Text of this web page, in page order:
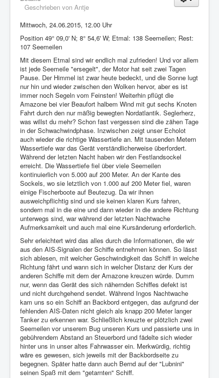
Boot
Links
Impressum
Geschrieben von Antje
Mittwoch, 24.06.2015, 12.00 Uhr
Position 49° 09,0' N; 8° 54,6' W; Etmal: 138 Seemeilen; Rest:
107 Seemeilen
Mit diesem Etmal sind wir endlich mal zufrieden! Und vor allem
ist jede Seemeile "ersegelt", der Motor hat seit zwei Tagen
Pause. Der Himmel ist zwar heute bedeckt, und die Sonne lugt
nur hin und wieder zwischen den Wolken hervor, aber es ist
immer noch Segeln vom Feinsten! Weiterhin pflügt die
Amazone bei vier Beaufort halbem Wind mit gut sechs Knoten
Fahrt durch den nur mäßig bewegten Nordatlantik. Seglerherz,
was willst du mehr? Schon fast vergessen sind die zähen Tage
in der Schwachwindphase. Inzwischen zeigt unser Echolot
auch wieder die richtige Wassertiefe an. Mit tausenden Metern
Wassertiefe war das Gerät verständlicherweise überfordert.
Während der letzten Nacht haben wir den Festlandsockel
erreicht. Die Wassertiefe fiel über viele Seemeilen
kontinuierlich von 5.000 auf 200 Meter. An der Kante des
Sockels, wo sie letztlich von 1.000 auf 200 Meter fiel, waren
einige Fischerboote auf Beutezug. Da wir ihnen
ausweichpflichtig sind und sie keinen klaren Kurs fahren,
sondern mal in die eine und dann wieder in die andere Richtung
unterwegs sind, war während der letzten Nachtwache
Aufmerksamkeit und auch mal eine Kursänderung erforderlich.
Sehr erleichtert wird das alles durch die Informationen, die wir
aus den AIS-Signalen der Schiffe entnehmen können. So lässt
sich ablesen, mit welcher Geschwindigkeit das Schiff in welche
Richtung fährt und wann sich in welcher Distanz der Kurs der
anderen Schiffe mit dem der Amazone kreuzen würde. Dumm
nur, wenn das Gerät des sich nähernden Schiffes defekt ist
und nicht durchgehend sendet. Während Ingos Nachtwache
kam uns so ein Schiff an Backbord entgegen, das aufgrund der
fehlenden AIS-Daten nicht gleich als knapp 200 Meter langer
Tanker zu erkennen war. Schließlich kreuzte er plötzlich zwei
Seemeilen vor unserem Bug unseren Kurs und passierte uns in
gebührendem Abstand an Steuerbord und fädelte sich wieder
hinter uns in unser altes Fahrwasser ein. Merkwürdig, richtig
wäre es gewesen, sich jeweils mit der Backbordseite zu
begegnen. Später hatte dann auch Bernd auf der "Lubnini"
seinen Spaß mit dem "getarnten" Schiff.